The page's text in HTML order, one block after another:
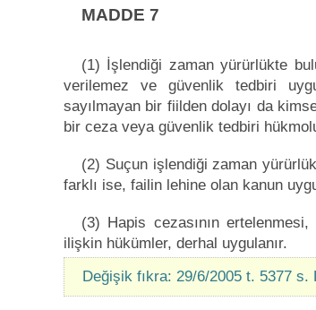
MADDE 7
(1) İşlendiği zaman yürürlükte
verilemez ve güvenlik tedbiri
sayılmayan bir fiilden dolayı da
bir ceza veya güvenlik tedbiri
(2) Suçun işlendiği zaman
farklı ise, failin lehine olan kanun
(3) Hapis cezasının
ilişkin hükümler, derhal uygulanır.
Değişik fıkra: 29/6/2005 t. 5377 s.